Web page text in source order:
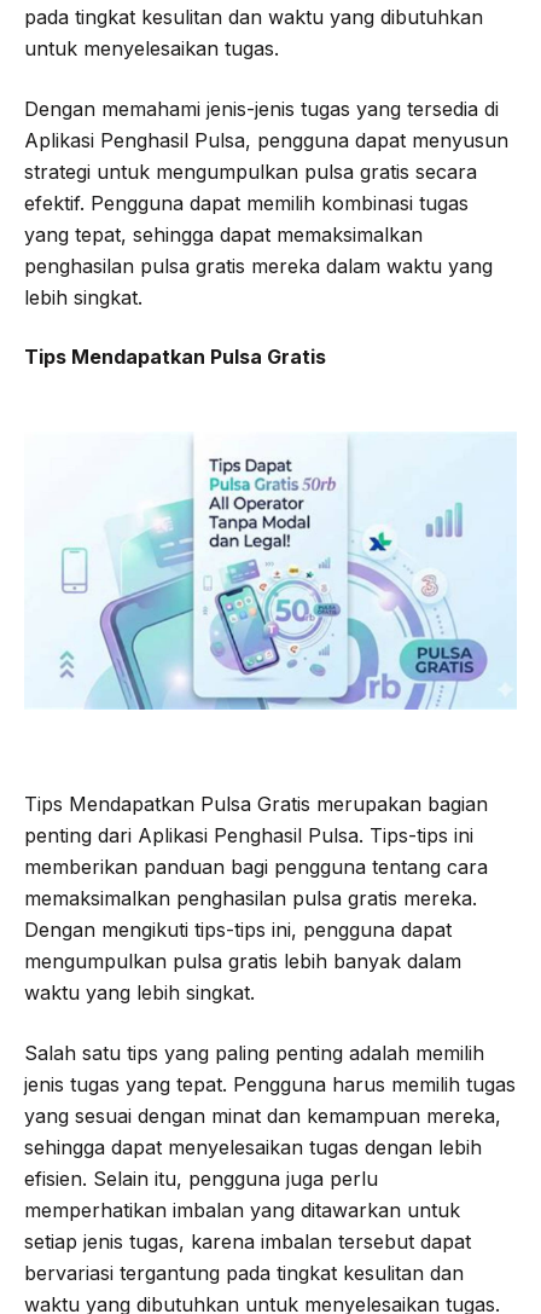
pada tingkat kesulitan dan waktu yang dibutuhkan
untuk menyelesaikan tugas.
Dengan memahami jenis-jenis tugas yang tersedia di
Aplikasi Penghasil Pulsa, pengguna dapat menyusun
strategi untuk mengumpulkan pulsa gratis secara
efektif. Pengguna dapat memilih kombinasi tugas
yang tepat, sehingga dapat memaksimalkan
penghasilan pulsa gratis mereka dalam waktu yang
lebih singkat.
Tips Mendapatkan Pulsa Gratis
Tips Mendapatkan Pulsa Gratis merupakan bagian
penting dari Aplikasi Penghasil Pulsa. Tips-tips ini
memberikan panduan bagi pengguna tentang cara
memaksimalkan penghasilan pulsa gratis mereka.
Dengan mengikuti tips-tips ini, pengguna dapat
mengumpulkan pulsa gratis lebih banyak dalam
waktu yang lebih singkat.
Salah satu tips yang paling penting adalah memilih
jenis tugas yang tepat. Pengguna harus memilih tugas
yang sesuai dengan minat dan kemampuan mereka,
sehingga dapat menyelesaikan tugas dengan lebih
efisien. Selain itu, pengguna juga perlu
memperhatikan imbalan yang ditawarkan untuk
setiap jenis tugas, karena imbalan tersebut dapat
bervariasi tergantung pada tingkat kesulitan dan
waktu yang dibutuhkan untuk menyelesaikan tugas.